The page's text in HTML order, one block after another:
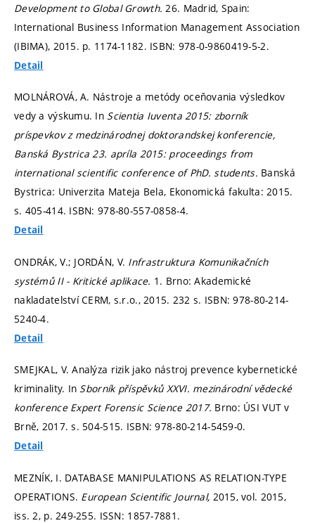
Development to Global Growth. 26. Madrid, Spain:
International Business Information Management Association
(IBIMA), 2015. p. 1174-1182. ISBN: 978-0-9860419-5-2.
Detail
MOLNÁROVÁ, A. Nástroje a metódy oceňovania výsledkov
vedy a výskumu. In Scientia Iuventa 2015: zborník
príspevkov z medzinárodnej doktorandskej konferencie,
Banská Bystrica 23. apríla 2015: proceedings from
international scientific conference of PhD. students. Banská
Bystrica: Univerzita Mateja Bela, Ekonomická fakulta: 2015.
s. 405-414. ISBN: 978-80-557-0858-4.
Detail
ONDRÁK, V.; JORDÁN, V. Infrastruktura Komunikačních
systémů II - Kritické aplikace. 1. Brno: Akademické
nakladatelství CERM, s.r.o., 2015. 232 s. ISBN: 978-80-214-
5240-4.
Detail
SMEJKAL, V. Analýza rizik jako nástroj prevence kybernetické
kriminality. In Sborník příspěvků XXVI. mezinárodní vědecké
konference Expert Forensic Science 2017. Brno: ÚSI VUT v
Brně, 2017.s. 504-515. ISBN: 978-80-214-5459-0.
Detail
MEZNÍK, I. DATABASE MANIPULATIONS AS RELATION-TYPE
OPERATIONS. European Scientific Journal, 2015, vol. 2015,
iss. 2, p. 249-255. ISSN: 1857-7881.